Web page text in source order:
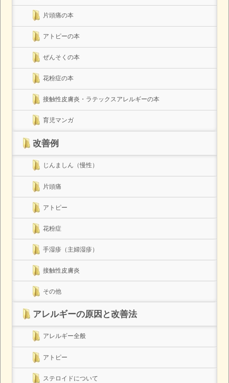
片頭痛の本
アトピーの本
ぜんそくの本
花粉症の本
接触性皮膚炎・ラテックスアレルギーの本
育児マンガ
改善例
じんましん（慢性）
片頭痛
アトピー
花粉症
手湿疹（主婦湿疹）
接触性皮膚炎
その他
アレルギーの原因と改善法
アレルギー全般
アトピー
ステロイドについて